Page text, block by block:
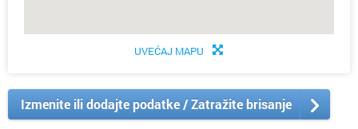
UVEĆAJ MAPU
Izmenite ili dodajte podatke / Zatražite brisanje